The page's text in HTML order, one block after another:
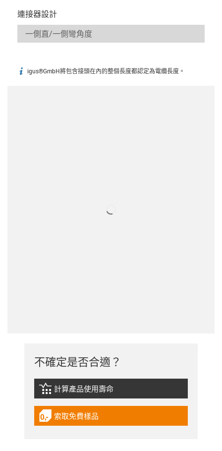
連接器設計
igus-icon-info
igus®GmbH將包含接頭在內的整個長度都認定為電纜長度。
不確定是否合適？
igus-icon-lebensdauerrechner
計算產品使用壽命
igus-icon-gratismuster
索取免費樣品